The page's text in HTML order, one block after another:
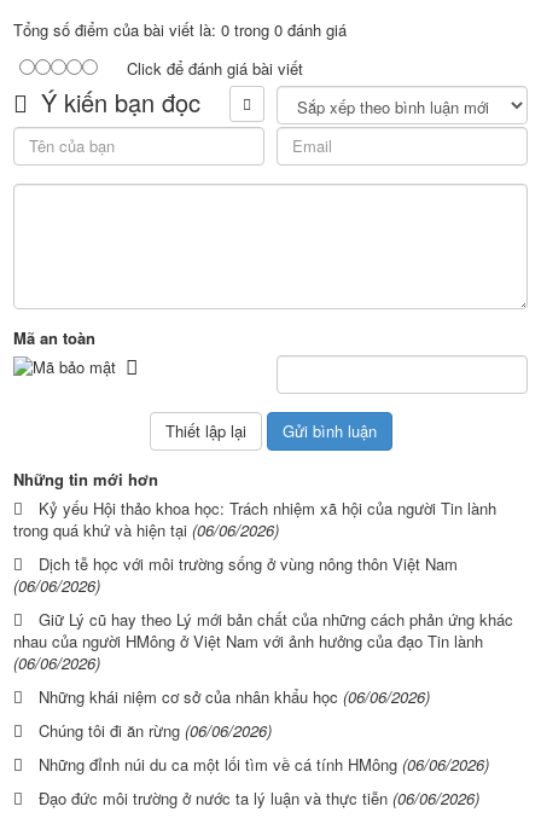
Tổng số điểm của bài viết là: 0 trong 0 đánh giá
Click để đánh giá bài viết
Ý kiến bạn đọc
Mã an toàn
Những tin mới hơn
Kỷ yếu Hội thảo khoa học: Trách nhiệm xã hội của người Tin lành
trong quá khứ và hiện tại (06/06/2026)
Dịch tễ học với môi trường sống ở vùng nông thôn Việt Nam
(06/06/2026)
Giữ Lý cũ hay theo Lý mới bản chất của những cách phản ứng khác
nhau của người HMông ở Việt Nam với ảnh hưởng của đạo Tin lành
(06/06/2026)
Những khái niệm cơ sở của nhân khẩu học (06/06/2026)
Chúng tôi đi ăn rừng (06/06/2026)
Những đỉnh núi du ca một lối tìm về cá tính HMông (06/06/2026)
Đạo đức môi trường ở nước ta lý luận và thực tiễn (06/06/2026)